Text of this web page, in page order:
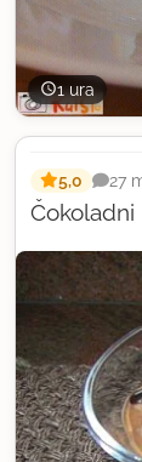
1 ura
Čokoladni
5,0 27